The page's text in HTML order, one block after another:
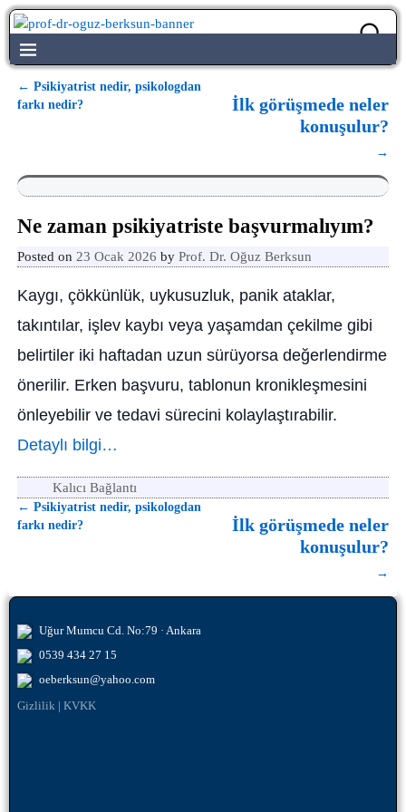
Yazı dolaşımı
← Psikiyatrist nedir, psikologdan
farkı nedir?
İlk görüşmede neler
konuşulur?
→
Ne zaman psikiyatriste başvurmalıyım?
Posted on 23 Ocak 2026 by Prof. Dr. Oğuz Berksun
Kaygı, çökkünlük, uykusuzluk, panik ataklar,
takıntılar, işlev kaybı veya yaşamdan çekilme gibi
belirtiler iki haftadan uzun sürüyorsa değerlendirme
önerilir. Erken başvuru, tablonun kronikleşmesini
önleyebilir ve tedavi sürecini kolaylaştırabilir.
Detaylı bilgi…
Kalıcı Bağlantı
Yazı dolaşımı
← Psikiyatrist nedir, psikologdan
farkı nedir?
İlk görüşmede neler
konuşulur?
→
Uğur Mumcu Cd. No:79 · Ankara
0539 434 27 15
oeberksun@yahoo.com
Gizlilik KVKK